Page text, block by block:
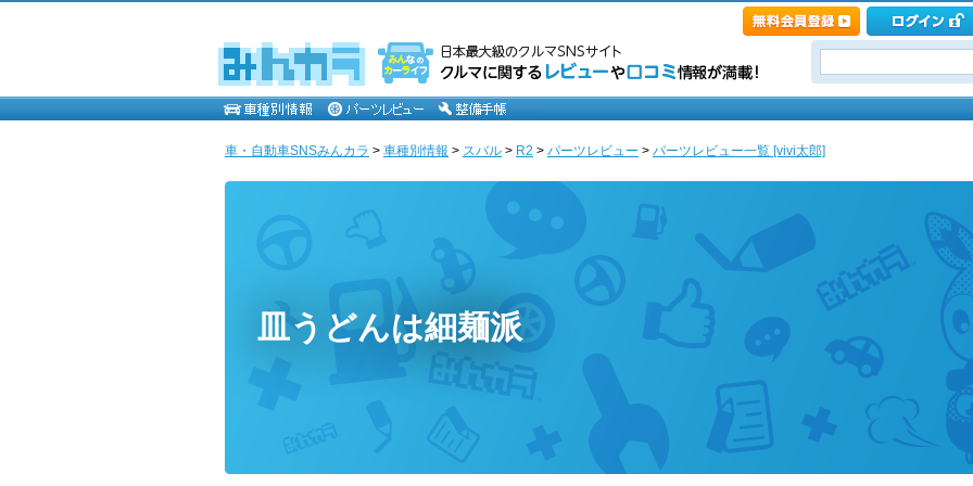
車・自動車SNSみんカラ > 車種別情報 > スバル > R2 > パーツレビュー > パーツレビュー一覧 [vivi太郎]
皿うどんは細麺派